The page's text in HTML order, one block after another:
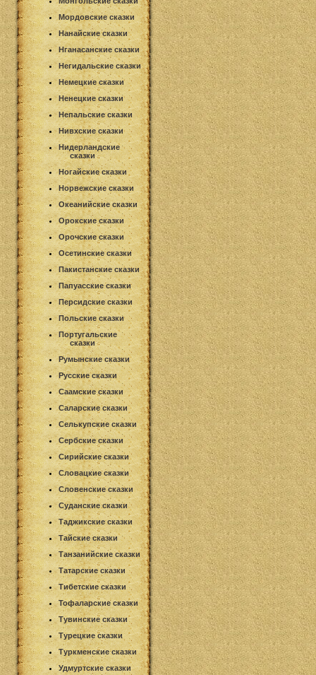
Мордовские сказки
Нанайские сказки
Нганасанские сказки
Негидальские сказки
Немецкие сказки
Ненецкие сказки
Непальские сказки
Нивхские сказки
Нидерландские
сказки
Ногайские сказки
Норвежские сказки
Океанийские сказки
Орокские сказки
Орочские сказки
Осетинские сказки
Пакистанские сказки
Папуасские сказки
Персидские сказки
Польские сказки
Португальские
сказки
Румынские сказки
Русские сказки
Саамские сказки
Саларские сказки
Селькупские сказки
Сербские сказки
Сирийские сказки
Словацкие сказки
Словенские сказки
Суданские сказки
Таджикские сказки
Тайские сказки
Танзанийские сказки
Татарские сказки
Тибетские сказки
Тофаларские сказки
Тувинские сказки
Турецкие сказки
Туркменские сказки
Удмуртские сказки